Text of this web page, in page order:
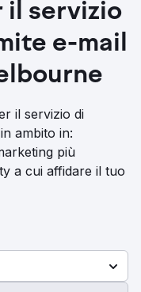
il servizio
e-mail
il servizio di
ambito in:
più
a cui affidare il tuo